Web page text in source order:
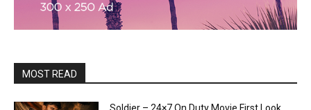
MOST READ
Soldier – 24×7 On Duty Movie First Look